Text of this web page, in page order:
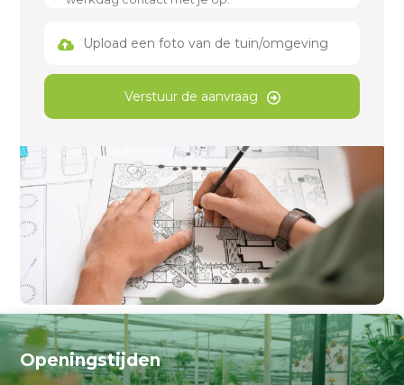
Upload een foto van de tuin/omgeving
Verstuur de aanvraag
Openingstijden